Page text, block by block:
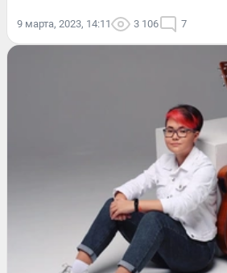
9 марта, 2023, 14:11 3 106 7